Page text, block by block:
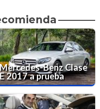
Mercedes-Benz Clase
E 2017 a prueba